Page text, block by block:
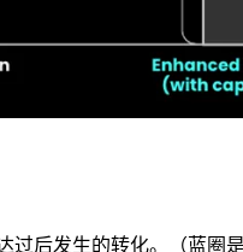
后发生的转化。（蓝圈